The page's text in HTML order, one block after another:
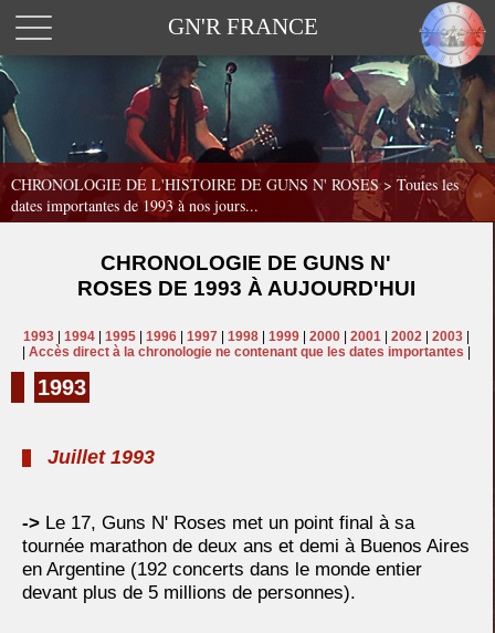
GN'R FRANCE
CHRONOLOGIE DE L'HISTOIRE DE GUNS N' ROSES > Toutes les
dates importantes de 1993 à nos jours...
CHRONOLOGIE DE GUNS N'
ROSES DE 1993 À AUJOURD'HUI
1993| 1994| 1995| 1996| 1997| 1998| 1999| 2000| 2001| 2002| 2003|
Accès direct à la chronologie ne contenant que les dates importantes
1993
Juillet 1993
-> Le 17, Guns N' Roses met un point final à sa
tournée marathon de deux ans et demi à Buenos Aires
en Argentine (192 concerts dans le monde entier
devant plus de 5 millions de personnes).